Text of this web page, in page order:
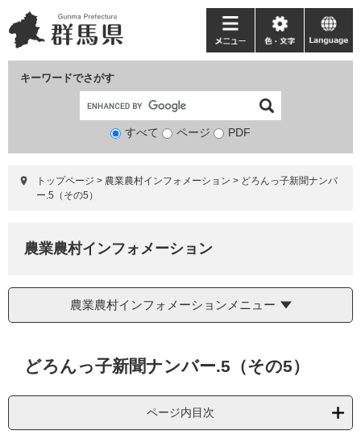
ー
ジ
ニ
ュ
て
キーワードでさがす
検
象
すべて ページ PDF
メ
ニ
ー
色・
文
language
トップページ > 農業農村インフォメーション > どろんっ子新聞ナンバ
ー.5（その5）
農業農村インフォメーション
農業農村インフォメーションメニュー
どろんっ子新聞ナンバー.5（その5）
ページ内目次